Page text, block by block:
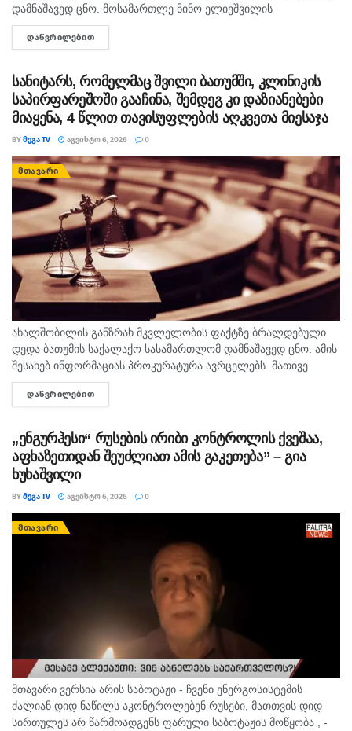
დამნაშავედ ცნო. მოსამართლე ნინო ელიეშვილის
გადაწყვეტილებით, ნიკა მელიას 1 წლით და 6 თვით
თავისუფლების აღკვეთა მიესაჯა, თუმცა აღნიშნულმა
ᲓᲐᲬᲕᲠᲘᲚᲔᲑᲘᲗ
სანიტარს, რომელმაც შვილი ბათუმში, კლინიკის
საპირფარეშოში გააჩინა, შემდეგ კი დაზიანებები
მიაყენა, 4 წლით თავისუფლების აღკვეთა მიესაჯა
BYᲛᲔᲒᲐ TV ᲐᲒᲕᲘᲡᲢᲝ 6, 2026 0
ᲛᲗᲐᲕᲐᲠᲘ
ახალშობილის განზრახ მკვლელობის ფაქტზე ბრალდებული
დედა ბათუმის საქალაქო სასამართლომ დამნაშავედ ცნო. ამის
შესახებ ინფორმაციას პროკურატურა ავრცელებს. მათივე
ინფორმაციით, საქმე ეხება, 22 თებერვალს, ბათუმის ერთ-
ერთი კლინიკაში მომხდარ ფაქტს, რა დროსაც კლინიკის ერთ-
ᲓᲐᲬᲕᲠᲘᲚᲔᲑᲘᲗ
„ენგურჰესი“ რუსების ირიბი კონტროლის ქვეშაა,
აფხაზეთიდან შეუძლიათ ამის გაკეთება” – გია
ხუხაშვილი
BYᲛᲔᲒᲐ TV ᲐᲒᲕᲘᲡᲢᲝ 6, 2026 0
ᲛᲗᲐᲕᲐᲠᲘ
მთავარი ვერსია არის საბოტაჟი - ჩვენი ენერგოსისტემის
ძალიან დიდ ნაწილს აკონტროლებენ რუსები, მათთვის დიდ
სირთულეს არ წარმოადგენს ფარული საბოტაჟის მოწყობა , -